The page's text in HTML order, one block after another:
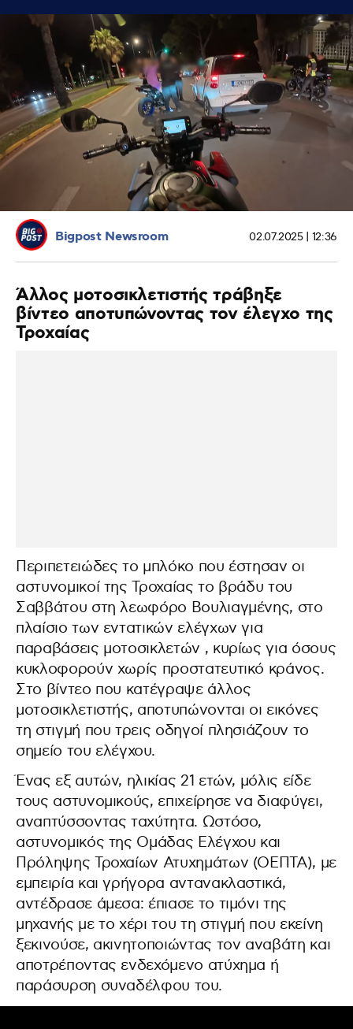
Bigpost Newsroom 02.07.2025 | 12:36
Άλλος μοτοσικλετιστής τράβηξε
βίντεο αποτυπώνοντας τον έλεγχο της
Τροχαίας
Περιπετειώδες το μπλόκο που έστησαν οι
αστυνομικοί της Τροχαίας το βράδυ του
Σαββάτου στη λεωφόρο Βουλιαγμένης, στο
πλαίσιο των εντατικών ελέγχων για
παραβάσεις μοτοσικλετών , κυρίως για όσους
κυκλοφορούν χωρίς προστατευτικό κράνος.
Στο βίντεο που κατέγραψε άλλος
μοτοσικλετιστής, αποτυπώνονται οι εικόνες
τη στιγμή που τρεις οδηγοί πλησιάζουν το
σημείο του ελέγχου.
Ένας εξ αυτών, ηλικίας 21 ετών, μόλις είδε
τους αστυνομικούς, επιχείρησε να διαφύγει,
αναπτύσσοντας ταχύτητα. Ωστόσο,
αστυνομικός της Ομάδας Ελέγχου και
Πρόληψης Τροχαίων Ατυχημάτων (ΟΕΠΤΑ), με
εμπειρία και γρήγορα αντανακλαστικά,
αντέδρασε άμεσα: έπιασε το τιμόνι της
μηχανής με το χέρι του τη στιγμή που εκείνη
ξεκινούσε, ακινητοποιώντας τον αναβάτη και
αποτρέποντας ενδεχόμενο ατύχημα ή
παράσυρση συναδέλφου του.